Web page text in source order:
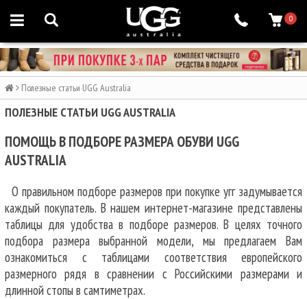
0
Полезные статьи UGG Australia
ПОЛЕЗНЫЕ СТАТЬИ UGG AUSTRALIA
ПОМОЩЬ В ПОДБОРЕ РАЗМЕРА ОБУВИ UGG
AUSTRALIA
О правильном подборе размеров при покупке угг задумывается
каждый покупатель. В нашем интернет-магазине представлены
таблицы для удобства в подборе размеров. В целях точного
подбора размера выбранной модели, мы предлагаем Вам
ознакомиться с таблицами соответствия европейского
размерного рядя в сравнении с Российскими размерами и
длинной стопы в самтиметрах.